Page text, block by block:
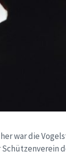
war die
Schützenverein